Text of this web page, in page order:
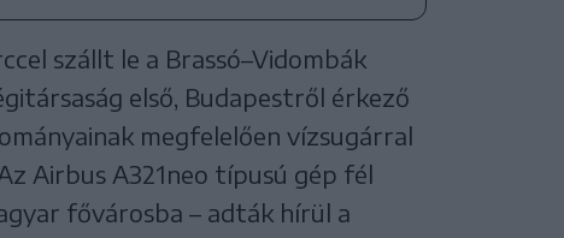
szállt le a Brassó–Vidombák
első, Budapestről érkező
megfelelően vízsugárral
Airbus A321neo típusú gép fél
fővárosba – adták hírül a